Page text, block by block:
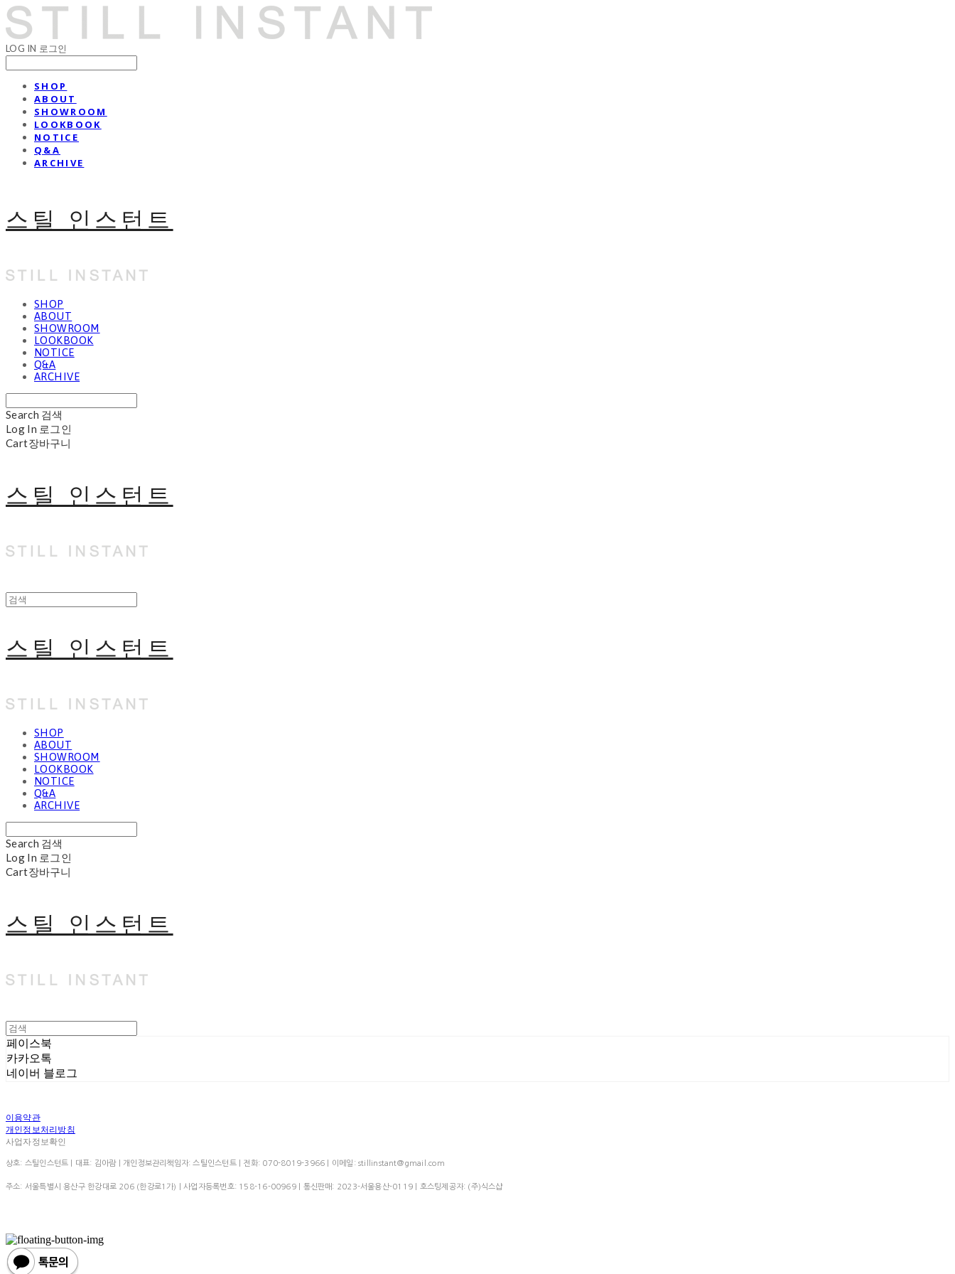
LOG IN 로그인
SHOP
ABOUT
SHOWROOM
LOOKBOOK
NOTICE
Q&A
ARCHIVE
스틸 인스턴트
SHOP
ABOUT
SHOWROOM
LOOKBOOK
NOTICE
Q&A
ARCHIVE
Search 검색
Log In 로그인
Cart장바구니
스틸 인스턴트
스틸 인스턴트
SHOP
ABOUT
SHOWROOM
LOOKBOOK
NOTICE
Q&A
ARCHIVE
Search 검색
Log In 로그인
Cart장바구니
스틸 인스턴트
페이스북
카카오톡
네이버 블로그
이용약관
개인정보처리방침
사업자정보확인
상호: 스틸인스턴트 | 대표: 김아람 | 개인정보관리책임자: 스틸인스턴트 | 전화: 070-8019-3966 | 이메일: stillinstant@gmail.com
주소: 서울특별시 용산구 한강대로 206 (한강로1가) | 사업자등록번호: 158-16-00969| 통신판매: 2023-서울용산-0119| 호스팅제공자: (주)식스샵